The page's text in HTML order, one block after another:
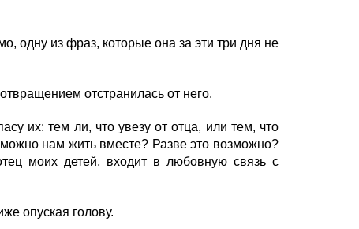
одну из фраз, которые она за эти три дня не
отстранилась от него.
их: тем ли, что увезу от отца, или тем, что
нам жить вместе? Разве это возможно?
моих детей, входит в любовную связь с
опуская голову.